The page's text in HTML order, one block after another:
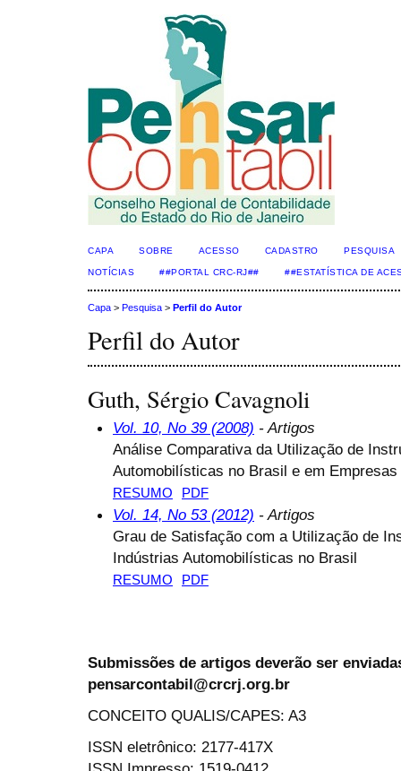
CAPA SOBRE ACESSO CADASTRO PESQUISA
NOTÍCIAS ##PORTAL CRC-RJ## ##ESTATÍSTICA DE
Capa > Pesquisa > Perfil do Autor
Perfil do Autor
Guth, Sérgio Cavagnoli
Vol. 10, No 39 (2008) - Artigos
Análise Comparativa da Utilização de
Automobilísticas no Brasil e em
RESUMO PDF
Vol. 14, No 53 (2012) - Artigos
Grau de Satisfação com a Utilização de
Indústrias Automobilísticas no Brasil
RESUMO PDF
Submissões de artigos deverão ser
pensarcontabil@crcrj.org.br
CONCEITO QUALIS/CAPES: A3
ISSN eletrônico: 2177-417X